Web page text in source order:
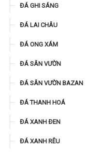
ĐÁ GHI SÁNG
ĐÁ LAI CHÂU
ĐÁ ONG XÁM
ĐÁ SÂN VƯỜN
ĐÁ SÂN VƯỜN BAZAN
ĐÁ THANH HOÁ
ĐÁ XANH ĐEN
ĐÁ XANH RÊU